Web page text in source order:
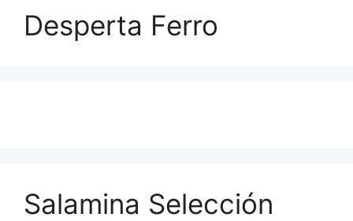
Desperta Ferro
Salamina Selección